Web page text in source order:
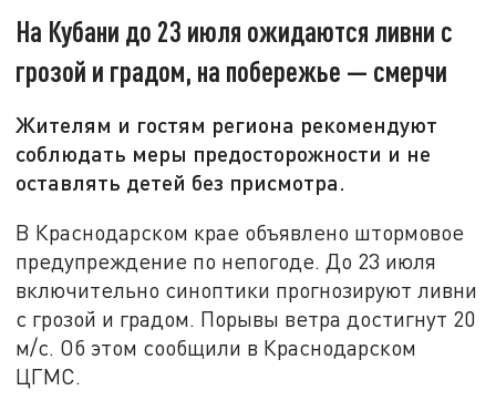
На Кубани до 23 июля ожидаются ливни с
грозой и градом, на побережье — смерчи
Жителям и гостям региона рекомендуют
соблюдать меры предосторожности и не
оставлять детей без присмотра.
В Краснодарском крае объявлено штормовое
предупреждение по непогоде. До 23 июля
включительно синоптики прогнозируют ливни
с грозой и градом. Порывы ветра достигнут 20
м/с. Об этом сообщили в Краснодарском
ЦГМС.